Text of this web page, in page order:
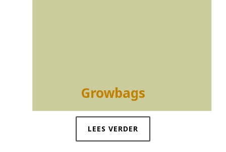
Growbags
LEES VERDER